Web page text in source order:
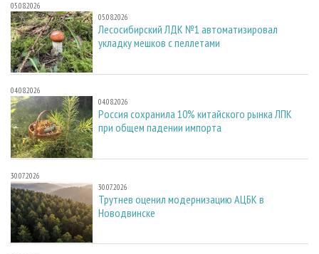
05.08.2026
05.08.2026
Лесосибирский ЛДК №1 автоматизировал
укладку мешков с пеллетами
04.08.2026
04.08.2026
Россия сохранила 10% китайского рынка ЛПК
при общем падении импорта
30.07.2026
30.07.2026
Трутнев оценил модернизацию АЦБК в
Новодвинске